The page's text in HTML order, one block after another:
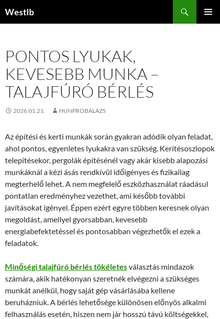
Westlb
PONTOS LYUKAK,
KEVESEBB MUNKA –
TALAJFÚRÓ BÉRLÉS
2026.01.21. HUNPROBALAZS
Az építési és kerti munkák során gyakran adódik olyan feladat,
ahol pontos, egyenletes lyukakra van szükség. Kerítésoszlopok
telepítésekor, pergolák építésénél vagy akár kisebb alapozási
munkáknál a kézi ásás rendkívül időigényes és fizikailag
megterhelő lehet. A nem megfelelő eszközhasználat ráadásul
pontatlan eredményhez vezethet, ami később további
javításokat igényel. Éppen ezért egyre többen keresnek olyan
megoldást, amellyel gyorsabban, kevesebb
energiabefektetéssel és pontosabban végezhetők el ezek a
feladatok.
Minőségi talajfúró bérlés tökéletesválasztás mindazok
számára, akik hatékonyan szeretnék elvégezni a szükséges
munkát anélkül, hogy saját gép vásárlásába kellene
beruházniuk. A bérlés lehetősége különösen előnyös alkalmi
felhasználás esetén, hiszen nem jár hosszú távú költségekkel,